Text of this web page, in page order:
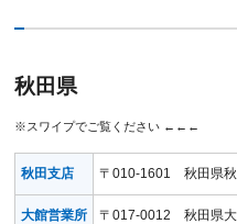
秋田県
秋田支店 〒010-1601 秋田県秋
大館営業所 〒017-0012 秋田県大